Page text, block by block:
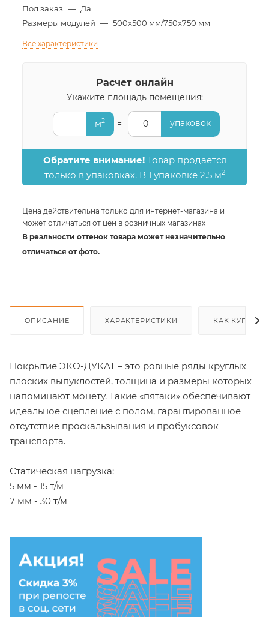
Под заказ — Да
Размеры модулей — 500x500 мм/750х750 мм
Все характеристики
Расчет онлайн
Укажите площадь помещения:
м2 = 0 упаковок
Обратите внимание!Товар продается
только в упаковках. В 1 упаковке 2.5 м2
Цена действительна только для интернет-магазина и
может отличаться от цен в розничных магазинах
В реальности оттенок товара может незначительно
отличаться от фото.
ОПИСАНИЕ ХАРАКТЕРИСТИКИ КАК КУПИТЬ
Покрытие ЭКО-ДУКАТ – это ровные ряды круглых
плоских выпуклостей, толщина и размеры которых
напоминают монету. Такие «пятаки» обеспечивают
идеальное сцепление с полом, гарантированное
отсутствие проскальзывания и пробуксовок
транспорта.
Статическая нагрузка:
5 мм - 15 т/м
7 мм - 30 т/м